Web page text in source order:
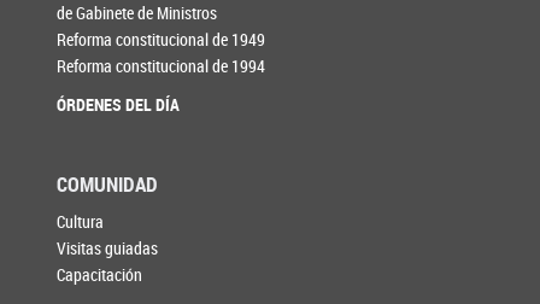
de Gabinete de Ministros
Reforma constitucional de 1949
Reforma constitucional de 1994
ÓRDENES DEL DÍA
COMUNIDAD
Cultura
Visitas guiadas
Capacitación